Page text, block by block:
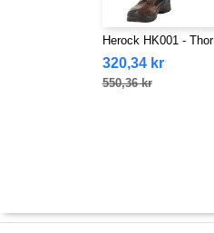
Herock HK001 - Thor
320,34 kr
550,36 kr